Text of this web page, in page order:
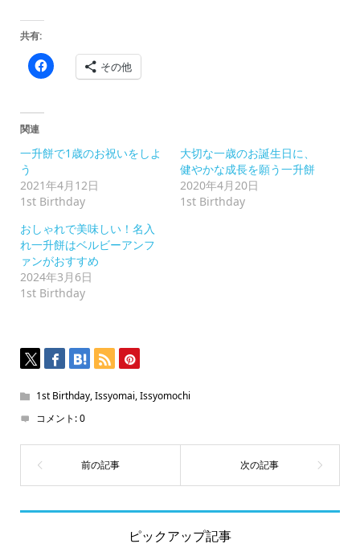
共有:
Facebook
で
ク
リ
ク
し
て
く
さ
い
(新
し
い
ウ
ィ
開
き
ま
その他
関連
一升餅で1歳のお祝いをしよ
う
2021年4月12日
1st Birthday
大切な一歳のお誕生日に、
健やかな成長を願う一升餅
2020年4月20日
1st Birthday
おしゃれで美味しい！名入
れ一升餅はベルビーアンフ
ァンがおすすめ
2024年3月6日
1st Birthday
1st Birthday,Issyomai,Issyomochi
コメント:0
ピックアップ記事